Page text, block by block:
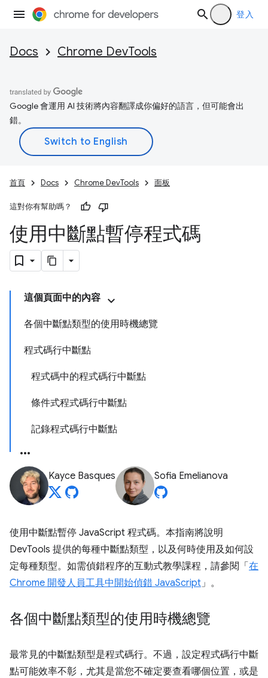
登入
Docs Chrome DevTools
Google 會運用 AI 技術將內容翻譯成你偏好的語言，但可能會出
錯。
首頁 Docs Chrome DevTools 面板
這對你有幫助嗎？
使用中斷點暫停程式碼
這個頁面中的內容
各個中斷點類型的使用時機總覽
程式碼行中斷點
程式碼中的程式碼行中斷點
條件式程式碼行中斷點
記錄程式碼行中斷點
Kayce Basques Sofia Emelianova
使用中斷點暫停 JavaScript 程式碼。本指南將說明
DevTools 提供的每種中斷點類型，以及何時使用及如何設
定每種類型。如需偵錯程序的互動式教學課程，請參閱「 在
Chrome 開發人員工具中開始偵錯 JavaScript」。
各個中斷點類型的使用時機總覽
最常見的中斷點類型是程式碼行。不過，設定程式碼行中斷
點可能效率不彰，尤其是當您不確定要查看哪個位置，或是